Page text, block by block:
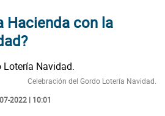
Hacienda con la
Celebración del Gordo Lotería Navidad.
2022 | 10:01